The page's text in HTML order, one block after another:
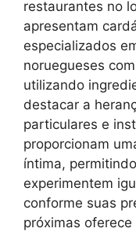
restaurantes no
apresentam
especializados
noruegueses
utilizando
destacar a
particulares e
proporcionam
íntima,
experimentem
conforme suas
próximas